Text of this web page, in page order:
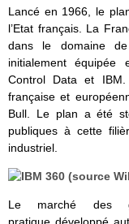
Lancé en 1966, le
l’Etat français. La
dans le domaine
initialement équipée
Control Data et
française et
Bull. Le plan a été
publiques à cette
industriel.
Le marché des